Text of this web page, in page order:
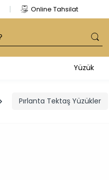
Online Tahsilat
Yüzük
Pırlanta Tektaş Yüzükler